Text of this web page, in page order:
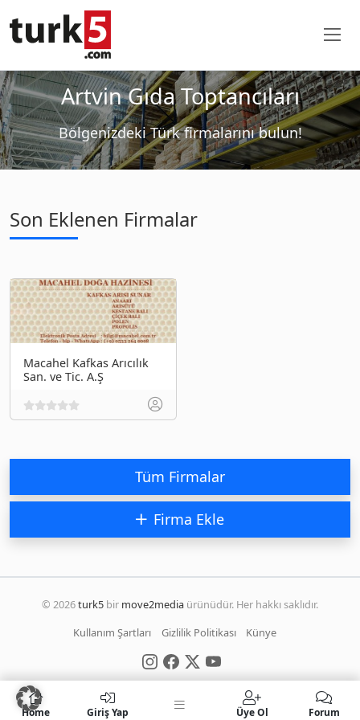
Artvin Gıda Toptancıları
Bölgenizdeki Türk firmalarını bulun!
Son Eklenen Firmalar
Macahel Kafkas Arıcılık
San. ve Tic. A.Ş
Tüm Firmalar
Firma Ekle
© 2026turk5 bir move2media ürünüdür. Her hakkı saklıdır.
Kullanım Şartları
Gizlilik Politikası Künye
Home Giriş Yap Üye Ol Forum